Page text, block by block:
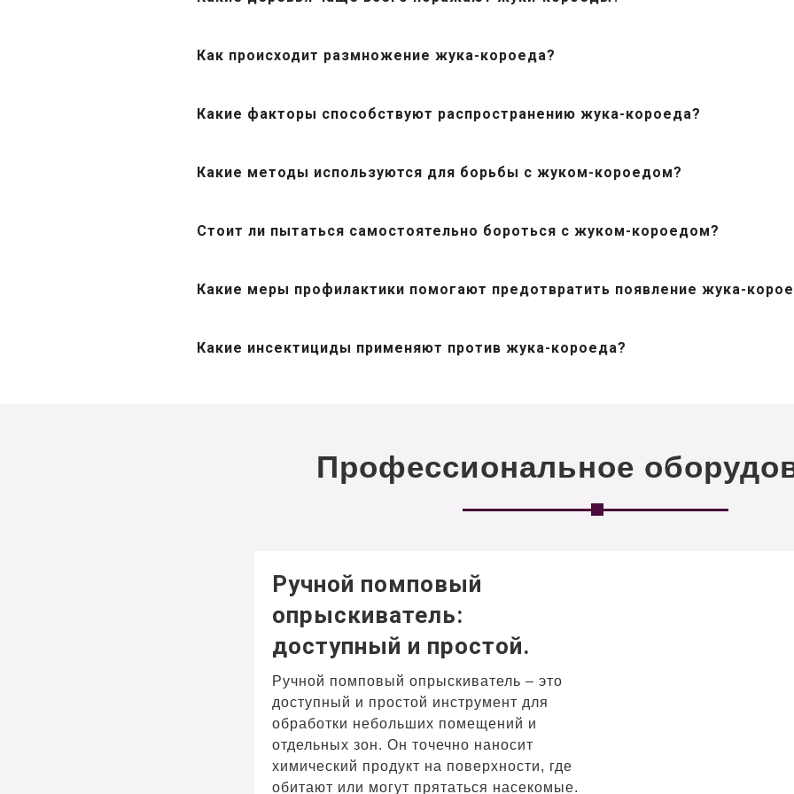
Как происходит размножение жука-короеда?
Какие факторы способствуют распространению жука-короеда?
Какие методы используются для борьбы с жуком-короедом?
Стоит ли пытаться самостоятельно бороться с жуком-короедом?
Какие меры профилактики помогают предотвратить появление жука-
Какие инсектициды применяют против жука-короеда?
Профессиональное
Ручной помповый
опрыскиватель:
доступный и простой.
Ручной помповый опрыскиватель – это
доступный и простой инструмент для
обработки небольших помещений и
отдельных зон. Он точечно наносит
химический продукт на поверхности, где
обитают или могут прятаться насекомые.